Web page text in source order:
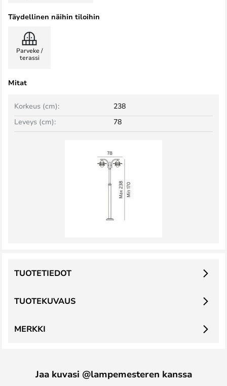
Täydellinen näihin tiloihin
Parveke /
terassi
Mitat
Leveys (cm): 78
Korkeus (cm): 238
TUOTEKUVAUS
TUOTETIEDOT
MERKKI
Jaa kuvasi @lampemesteren kanssa